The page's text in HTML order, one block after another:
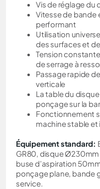
Vis de réglage du
Vitesse de bande
performant
Utilisation
des surfaces et
Tension
de serrage à
Passage rapide
verticale
La table du
ponçage sur la
Fonctionnement
machine stable
Équipement standard:
GR80, disque
buse d’aspiration
ponçage plane, bande
service.